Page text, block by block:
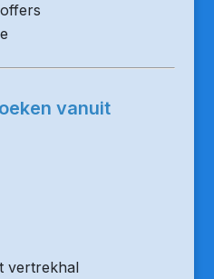
vanuit
vertrekhal